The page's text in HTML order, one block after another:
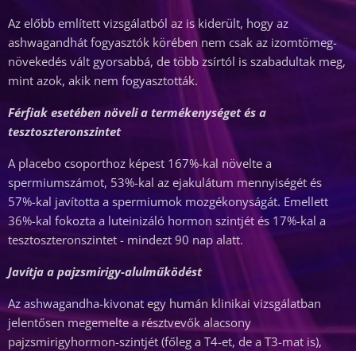
Az előbb említett vizsgálatból az is kiderült, hogy az
ashwagandhát fogyasztók körében nem csak az izomtömeg-
növekedés vált gyorsabbá, de több zsírtól is szabadultak meg,
mint azok, akik nem fogyasztották.
Férfiak esetében növeli a termékenységet és a
tesztoszteronszintet
A placebo csoporthoz képest 167%-kal növelte a
spermiumszámot, 53%-kal az ejakulátum mennyiségét és
57%-kal javította a spermiumok mozgékonyságát. Emellett
36%-kal fokozta a luteinizáló hormon szintjét és 17%-kal a
tesztoszteronszintet - mindezt 90 nap alatt.
Javítja a pajzsmirigy-alulműködést
Az ashwagandha-kivonat egy humán klinikai vizsgálatban
jelentősen megemelte a résztvevők alacsony
pajzsmirigyhormon-szintjét (főleg a T4-et, de a T3-mat is),